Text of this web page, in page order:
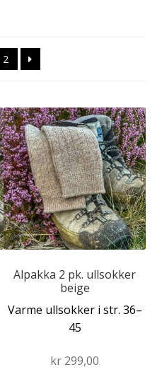
2
Alpakka 2 pk. ullsokker
beige
Varme ullsokker i str. 36–
45
kr 299,00
Dette
produktet
har
flere
varianter.
Alternativene
kan
velges
produktsiden